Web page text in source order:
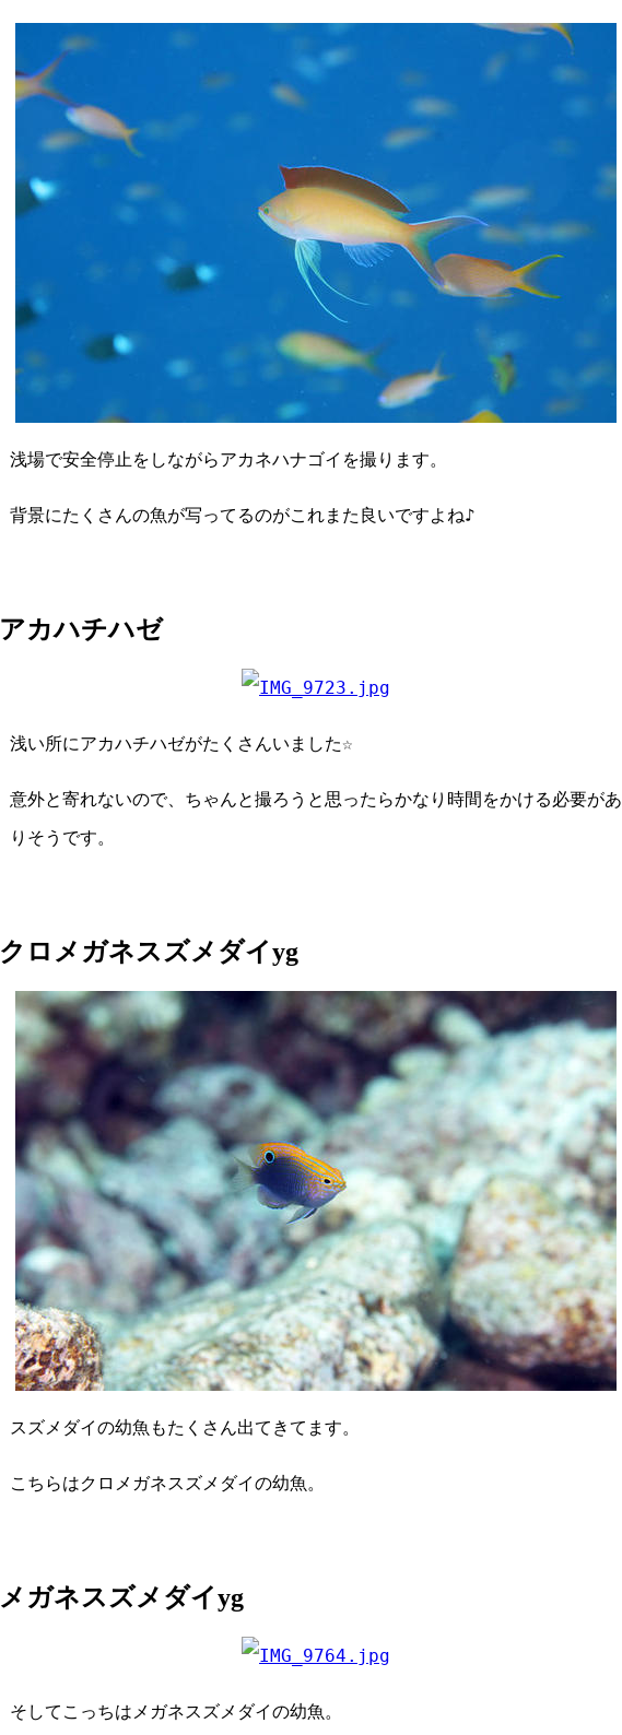
浅場で安全停止をしながらアカネハナゴイを撮ります。
背景にたくさんの魚が写ってるのがこれまた良いですよね♪
アカハチハゼ
浅い所にアカハチハゼがたくさんいました☆
意外と寄れないので、ちゃんと撮ろうと思ったらかなり時間をかける必要があ
りそうです。
クロメガネスズメダイyg
スズメダイの幼魚もたくさん出てきてます。
こちらはクロメガネスズメダイの幼魚。
メガネスズメダイyg
そしてこっちはメガネスズメダイの幼魚。